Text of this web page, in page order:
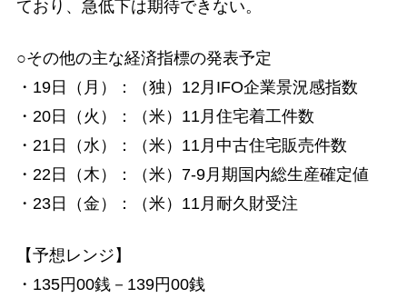
ており、急低下は期待できない。
○その他の主な経済指標の発表予定
・19日（月）：（独）12月IFO企業景況感指数
・20日（火）：（米）11月住宅着工件数
・21日（水）：（米）11月中古住宅販売件数
・22日（木）：（米）7-9月期国内総生産確定値
・23日（金）：（米）11月耐久財受注
【予想レンジ】
・135円00銭－139円00銭